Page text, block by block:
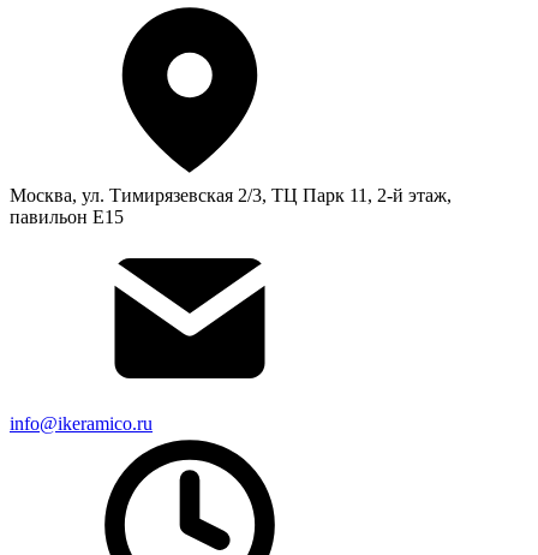
Москва, ул. Тимирязевская 2/3, ТЦ Парк 11, 2-й этаж,
павильон Е15
info@ikeramico.ru